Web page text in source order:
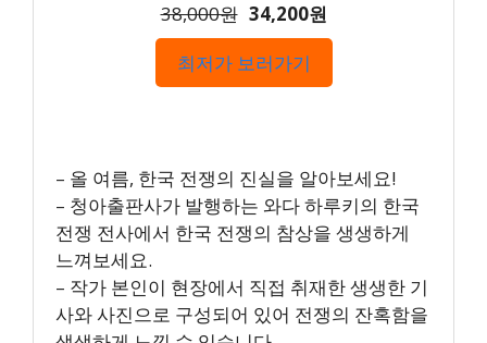
38,000원 34,200원
최저가 보러가기
– 올 여름, 한국 전쟁의 진실을 알아보세요!
– 청아출판사가 발행하는 와다 하루키의 한국
전쟁 전사에서 한국 전쟁의 참상을 생생하게
느껴보세요.
– 작가 본인이 현장에서 직접 취재한 생생한 기
사와 사진으로 구성되어 있어 전쟁의 잔혹함을